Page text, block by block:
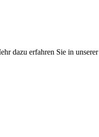
dazu erfahren Sie in unserer